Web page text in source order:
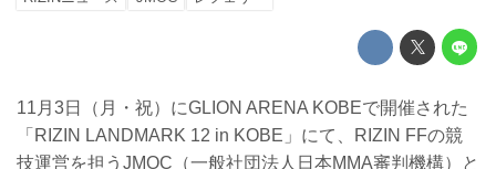
11月3日（月・祝）にGLION ARENA KOBEで開催された
「RIZIN LANDMARK 12 in KOBE」にて、RIZIN FFの競
技運営を担うJMOC（一般社団法人日本MMA審判機構）と